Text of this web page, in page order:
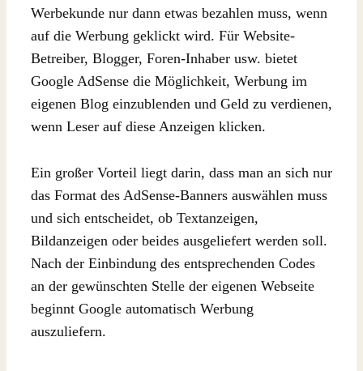
Werbekunde nur dann etwas bezahlen muss, wenn
auf die Werbung geklickt wird. Für Website-
Betreiber, Blogger, Foren-Inhaber usw. bietet
Google AdSense die Möglichkeit, Werbung im
eigenen Blog einzublenden und Geld zu verdienen,
wenn Leser auf diese Anzeigen klicken.
Ein großer Vorteil liegt darin, dass man an sich nur
das Format des AdSense-Banners auswählen muss
und sich entscheidet, ob Textanzeigen,
Bildanzeigen oder beides ausgeliefert werden soll.
Nach der Einbindung des entsprechenden Codes
an der gewünschten Stelle der eigenen Webseite
beginnt Google automatisch Werbung
auszuliefern.